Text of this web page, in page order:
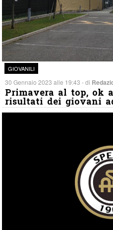
GIOVANILI
30 Gennaio 2023 alle 19:43 - di
Primavera al top, ok
risultati dei giovani